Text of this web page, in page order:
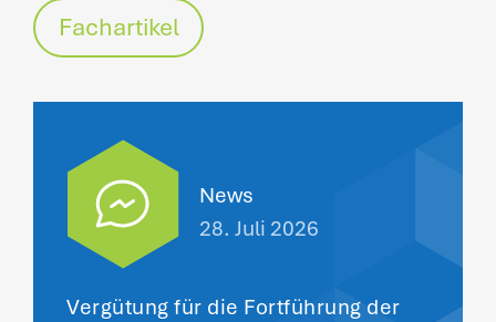
Fachartikel
News
28. Juli 2026
Vergütung für die Fortführung der